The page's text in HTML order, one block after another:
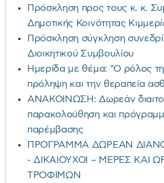
Πρόσκληση προς τους κ. κ.
Δημοτικής Κοινότητας
Πρόσκληση σύγκληση
Διοικητικού Συμβουλίου
Ημερίδα με θέμα: "Ο ρόλος
πρόληψη και την θεραπεία
ΑΝΑΚΟΙΝΩΣΗ: Δωρεάν
παρακολούθηση και
παρέμβασης
ΠΡΟΓΡΑΜΜΑ ΔΩΡΕΑΝ
- ΔΙΚΑΙΟΥΧΟΙ – ΜΕΡΕΣ ΚΑΙ
ΤΡΟΦΙΜΩΝ